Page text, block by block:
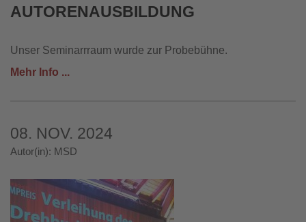
AUTORENAUSBILDUNG
Unser Seminarrraum wurde zur Probebühne.
Mehr Info ...
08. NOV. 2024
Autor(in): MSD